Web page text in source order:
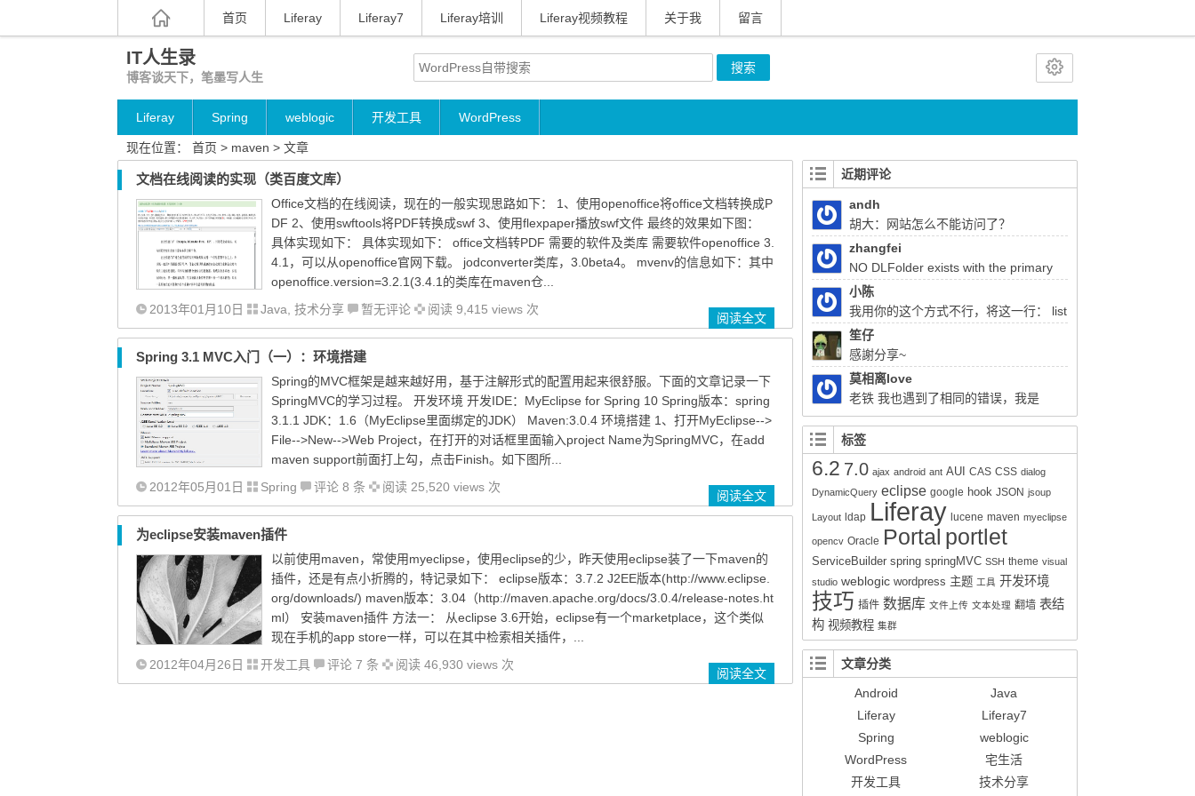
首页 Liferay Liferay7 Liferay培训 Liferay视频教程 关于我 留言
IT人生录
博客谈天下，笔墨写人生
Liferay Spring weblogic 开发工具 WordPress
现在位置： 首页 > maven > 文章
文档在线阅读的实现（类百度文库）
Office文档的在线阅读，现在的一般实现思路如下： 1、使用openoffice将office文档转换成P
DF 2、使用swftools将PDF转换成swf 3、使用flexpaper播放swf文件 最终的效果如下图：
具体实现如下： 具体实现如下： office文档转PDF 需要的软件及类库 需要软件openoffice 3.
4.1，可以从openoffice官网下载。 jodconverter类库，3.0beta4。 mvenv的信息如下：其中
openoffice.version=3.2.1(3.4.1的类库在maven仓...
2013年01月10日
Java 技术分享 暂无评论 阅读 9,415 views 次
阅读全文
Spring 3.1 MVC入门（一）：环境搭建
Spring的MVC框架是越来越好用，基于注解形式的配置用起来很舒服。下面的文章记录一下
SpringMVC的学习过程。 开发环境 开发IDE：MyEclipse for Spring 10 Spring版本：spring
3.1.1 JDK：1.6（MyEclipse里面绑定的JDK） Maven:3.0.4 环境搭建 1、打开MyEclipse-->
File-->New-->Web Project，在打开的对话框里面输入project Name为SpringMVC，在add
maven support前面打上勾，点击Finish。如下图所...
2012年05月01日
Spring 评论 8 条 阅读 25,520 views 次
阅读全文
为eclipse安装maven插件
以前使用maven，常使用myeclipse，使用eclipse的少，昨天使用eclipse装了一下maven的
插件，还是有点小折腾的，特记录如下： eclipse版本：3.7.2 J2EE版本(http://www.eclipse.
org/downloads/) maven版本：3.04（http://maven.apache.org/docs/3.0.4/release-notes.ht
ml） 安装maven插件 方法一： 从eclipse 3.6开始，eclipse有一个marketplace，这个类似
现在手机的app store一样，可以在其中检索相关插件，...
2012年04月26日
开发工具 评论 7 条 阅读 46,930 views 次
阅读全文
近期评论
andh
胡大：网站怎么不能访问了？
zhangfei
NO DLFolder exists with the primary
key 22333 胡总，使用liferay上传文件报了这
个错，该怎么解决
小陈
我用你的这个方式不行，将这一行： list
= (List)QueryUtil.list(q, getDialect(),start, end,
false); 注释掉换成：list = q.list();前面的：
Query q = session.createQuery(sql); 换成
Query q =
session.createSQLQuery(HQL).addEntity("这
里是xx-service.xml的名称", 类名Impl.class);就
可以实现查询功能了。但是有个问题就是只能
得到该类的所有属性所对应的值，其它类的值
无法获得。比如我们的sql写联查就只能得到其
中一张表的数据而不是该SQL语句查询到的所
有数据。求教该如何解决的好呢？
笙仔
感謝分享~
莫相离love
老铁 我也遇到了相同的错误，我是
Liferay7.0.4+openldap2.4报的这个错，请问你
解决了吗？
标签
6.2 7.0 ajax android ant AUI CAS CSS dialog
DynamicQuery eclipse google hook JSON jsoup
Layout ldap Liferay lucene maven myeclipse
opencv Oracle Portal portlet
ServiceBuilder spring springMVC SSH theme visual
studio weblogic wordpress 主题 工具 开发环境
技巧 插件 数据库 文件上传 文本处理 翻墙 表结
构 视频教程 集群
文章分类
Android
Java
Liferay
Liferay7
Spring
weblogic
WordPress
宅生活
开发工具
技术分享